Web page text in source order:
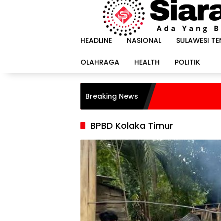
HEADLINE NASIONAL SULAWESI
OLAHRAGA HEALTH POLITIK
Breaking News
BPBD Kolaka Timur